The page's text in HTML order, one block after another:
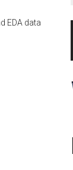
EDA data